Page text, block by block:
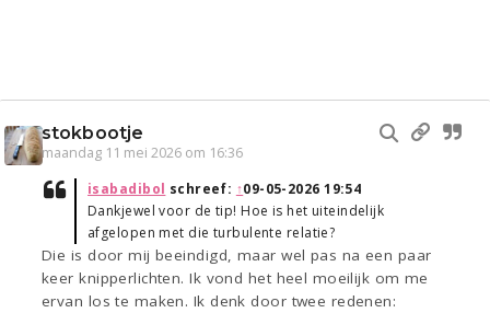
stokbootje
maandag 11 mei 2026 om 16:36
isabadibol schreef: ↑09-05-2026 19:54
Dankjewel voor de tip! Hoe is het uiteindelijk
afgelopen met die turbulente relatie?
Die is door mij beeindigd, maar wel pas na een paar
keer knipperlichten. Ik vond het heel moeilijk om me
ervan los te maken. Ik denk door twee redenen: